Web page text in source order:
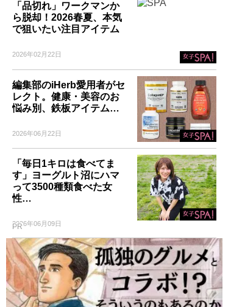
「品切れ」ワークマンか
ら脱却！2026春夏、本気
で狙いたい注目アイテム
2026年02月22日
編集部のiHerb愛用者がセ
レクト。健康・美容のお
悩み別、鉄板アイテム…
2026年06月22日
「毎日1キロは食べてま
す」ヨーグルト沼にハマ
って3500種類食べた女
性…
2026年06月09日
PR